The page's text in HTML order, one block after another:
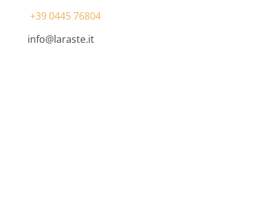
+39 0445 76804
info@laraste.it